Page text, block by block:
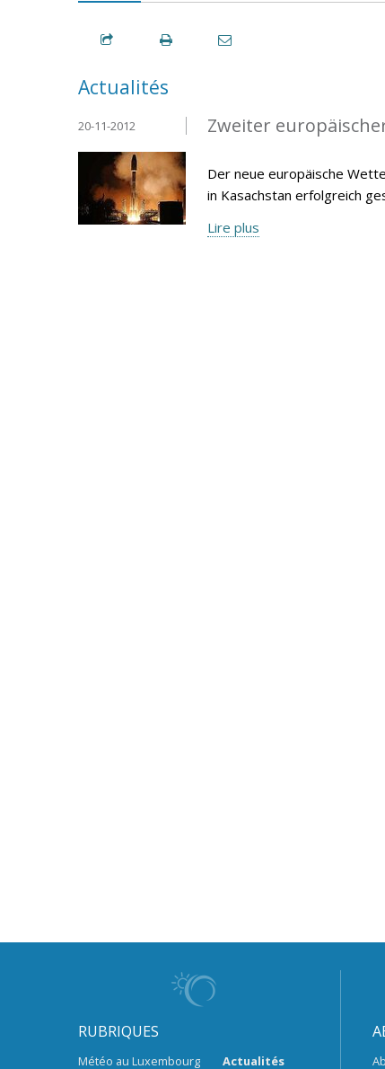
Actualités
Zweiter
20-11-2012
Der neue europäische
in Kasachstan erfolgreich
Lire plus
RUBRIQUES
Météo au Luxembourg Actualités